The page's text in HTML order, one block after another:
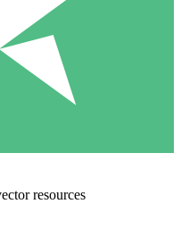
resources